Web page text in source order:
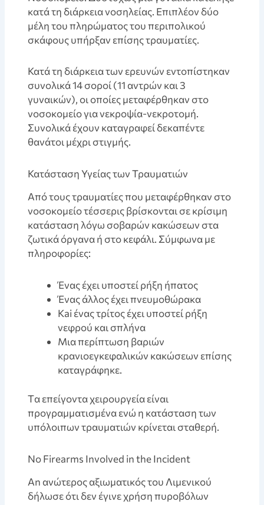
κατά τη διάρκεια νοσηλείας. Επιπλέον δύο
μέλη του πληρώματος του περιπολικού
σκάφους υπήρξαν επίσης τραυματίες.
Κατά τη διάρκεια των ερευνών εντοπίστηκαν
συνολικά 14 σοροί (11 αντρών και 3
γυναικών), οι οποίες μεταφέρθηκαν στο
νοσοκομείο για νεκροψία-νεκροτομή.
Συνολικά έχουν καταγραφεί δεκαπέντε
θανάτοι μέχρι στιγμής.
Κατάσταση Υγείας των Τραυματιών
Aπό τους τραυματίες που μεταφέρθηκαν στο
νοσοκομείο τέσσερις βρίσκονται σε κρίσιμη
κατάσταση λόγω σοβαρών κακώσεων στα
ζωτικά όργανα ή στο κεφάλι. Σύμφωνα με
πληροφορίες:
Ένας έχει υποστεί ρήξη ήπατος
Ένας άλλος έχει πνευμοθώρακα
Kai ένας τρίτος έχει υποστεί ρήξη
νεφρού και σπλήνα
Mια περίπτωση βαριών
κρανιοεγκεφαλικών κακώσεων επίσης
καταγράφηκε.
Tα επείγοντα χειρουργεία είναι
προγραμματισμένα ενώ η κατάσταση των
υπόλοιπων τραυματιών κρίνεται σταθερή.
No Firearms Involved in the Incident
An ανώτερος αξιωματικός του Λιμενικού
δήλωσε ότι δεν έγινε χρήση πυροβόλων